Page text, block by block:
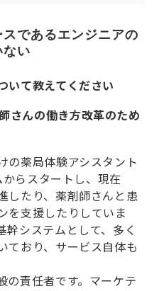
であるエンジニアの
ない
いて教えてください
さんの働き方改革のため
の薬局体験アシスタント
らスタートし、現在
したり、薬剤師さんと患
を支援したりしていま
システムとして、多く
ており、サービス自体も
の責任者です。マーケテ